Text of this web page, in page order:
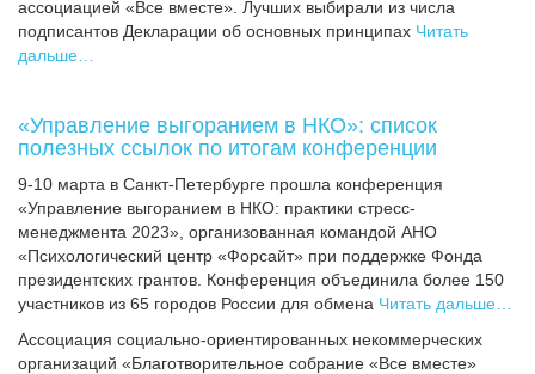
ассоциацией «Все вместе». Лучших выбирали из числа
подписантов Декларации об основных принципах Читать
дальше…
«Управление выгоранием в НКО»: список
полезных ссылок по итогам конференции
9-10 марта в Санкт-Петербурге прошла конференция
«Управление выгоранием в НКО: практики стресс-
менеджмента 2023», организованная командой АНО
«Психологический центр «Форсайт» при поддержке Фонда
президентских грантов. Конференция объединила более 150
участников из 65 городов России для обмена Читать дальше…
Ассоциация cоциально-ориентированных некоммерческих
организаций «Благотворительное собрание «Все вместе»